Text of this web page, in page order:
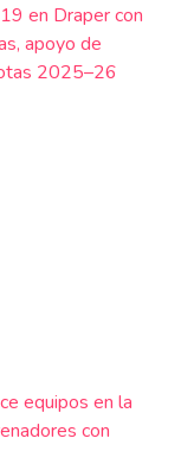
en Draper con
apoyo de
2025–26
equipos en la
con